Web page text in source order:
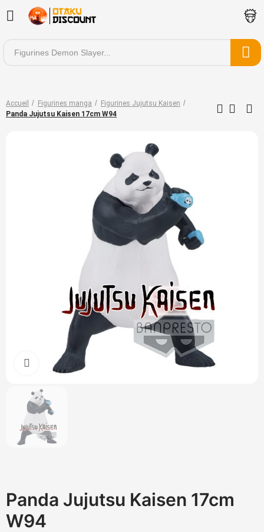
Accueil Figurines manga
Figurines Jujutsu Kaisen
Panda Jujutsu Kaisen 17cm W94
Cliquez pour agrandir
Panda Jujutsu Kaisen 17cm
W94